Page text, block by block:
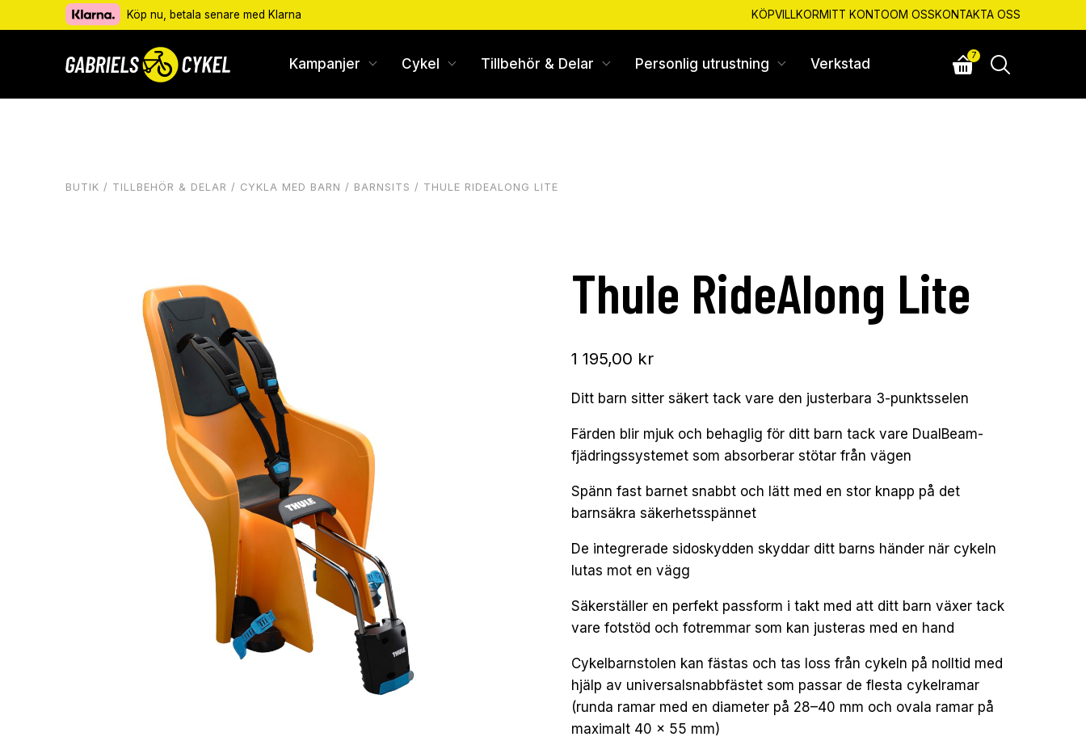
Köp nu, betala senare med Klarna KÖPVILLKORMITT KONTOOM OSSKONTAKTA OSS
Kampanjer Cykel Tillbehör & Delar Personlig utrustning Verkstad
7
BUTIK / TILLBEHÖR & DELAR / CYKLA MED BARN / BARNSITS / THULE RIDEALONG LITE
Thule RideAlong Lite
1 195,00 kr
Ditt barn sitter säkert tack vare den justerbara 3-punktsselen
Färden blir mjuk och behaglig för ditt barn tack vare DualBeam-
fjädringssystemet som absorberar stötar från vägen
Spänn fast barnet snabbt och lätt med en stor knapp på det
barnsäkra säkerhetsspännet
De integrerade sidoskydden skyddar ditt barns händer när cykeln
lutas mot en vägg
Säkerställer en perfekt passform i takt med att ditt barn växer tack
vare fotstöd och fotremmar som kan justeras med en hand
Cykelbarnstolen kan fästas och tas loss från cykeln på nolltid med
hjälp av universalsnabbfästet som passar de flesta cykelramar
(runda ramar med en diameter på 28–40 mm och ovala ramar på
maximalt 40 × 55 mm)